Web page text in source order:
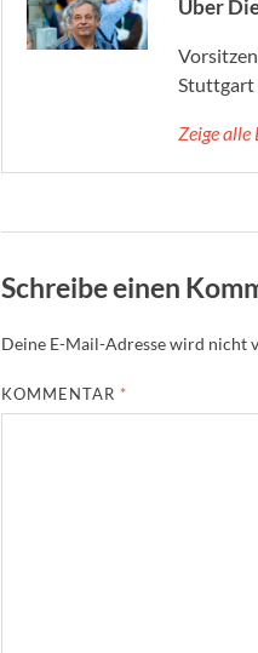
Über
Stuttgart
Zeige
Schreibe einen
Deine E-Mail-Adresse wird nicht
KOMMENTAR *